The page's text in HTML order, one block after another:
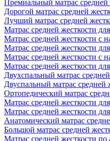
Премиальный матрас средней
Дорогой матрас средней
Лучший матрас средней
Матрас средней жесткости
Матрас средней жесткости с
Матрас средней жесткости
Матрас средней жесткости с
Матрас средней жесткости
Двухспальный матрас
Двуспальный матрас средней
Ортопедический матрас
Матрас средней жесткости
Матрас средней жесткости
Анатомический матрас
Большой матрас средней
Матрас средней жесткости